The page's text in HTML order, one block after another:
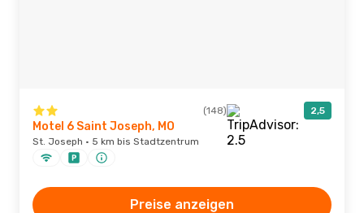
(148) 2,5
Motel 6 Saint Joseph, MO
St. Joseph · 5 km bis Stadtzentrum
Preise anzeigen